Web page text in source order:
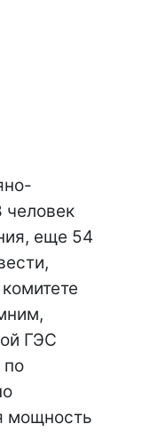
еще 54
ГЭС
по
мощность